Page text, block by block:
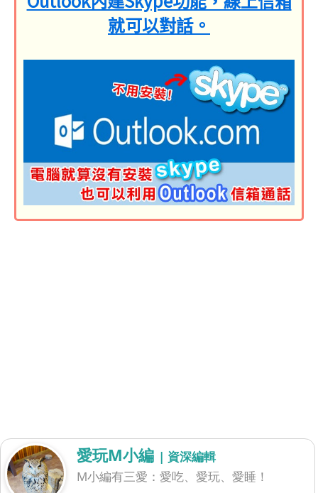
就可以對話。
愛玩M小編 | 資深編輯
M小編有三愛：愛吃、愛玩、愛睡！